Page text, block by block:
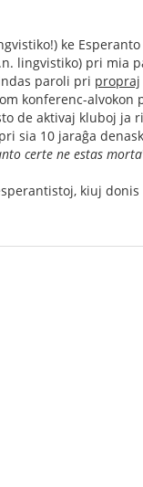
ke Esperanto
lingvistiko) pri mia
paroli pri propraj
konferenc-alvokon
de aktivaj kluboj
sia 10 jaraĝa
certe ne estas morta
kiuj